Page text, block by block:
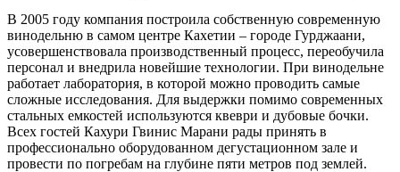
В 2005 году компания построила собственную современную
винодельню в самом центре Кахетии – городе Гурджаани,
усовершенствовала производственный процесс, переобучила
персонал и внедрила новейшие технологии. При винодельне
работает лаборатория, в которой можно проводить самые
сложные исследования. Для выдержки помимо современных
стальных емкостей используются квеври и дубовые бочки.
Всех гостей Кахури Гвинис Марани рады принять в
профессионально оборудованном дегустационном зале и
провести по погребам на глубине пяти метров под землей.